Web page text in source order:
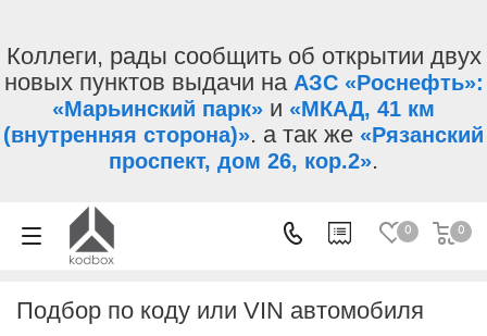
Коллеги, рады сообщить об открытии двух
новых пунктов выдачи на АЗС «Роснефть»:
«Марьинский парк» и «МКАД, 41 км
(внутренняя сторона)». а так же «Рязанский
проспект, дом 26, кор.2».
0 0
Подбор по коду или VIN автомобиля